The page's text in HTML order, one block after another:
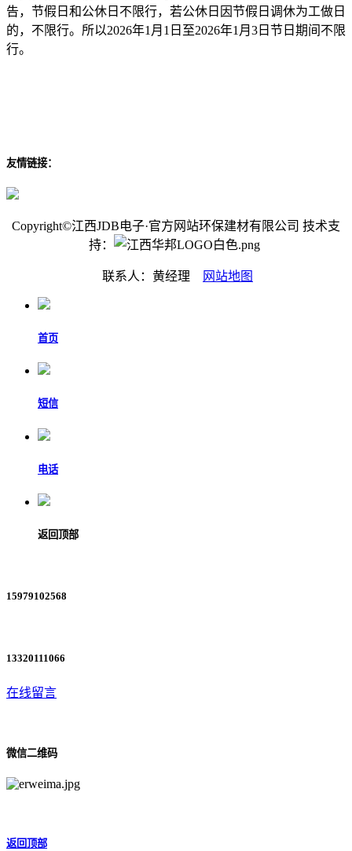
告，节假日和公休日不限行，若公休日因节假日调休为工做日
的，不限行。所以2026年1月1日至2026年1月3日节日期间不限
行。
友情链接：
Copyright©江西JDB电子·官方网站环保建材有限公司 技术支
持：
联系人：黄经理 网站地图
首页
短信
电话
返回顶部
15979102568
13320111066
在线留言
微信二维码
返回顶部